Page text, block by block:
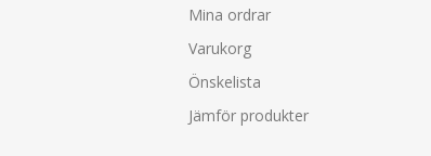
Mina ordrar
Varukorg
Önskelista
Jämför produkter